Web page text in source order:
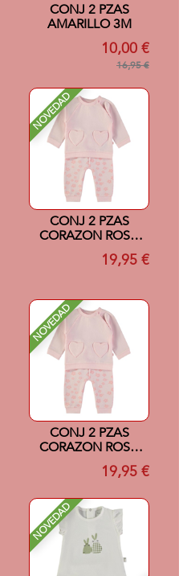
CONJ 2 PZAS
AMARILLO 3M
10,00 €
16,95 €
NOVEDAD
CONJ 2 PZAS
CORAZON ROSA
19,95 €
NOVEDAD
CONJ 2 PZAS
CORAZON ROSA
19,95 €
NOVEDAD